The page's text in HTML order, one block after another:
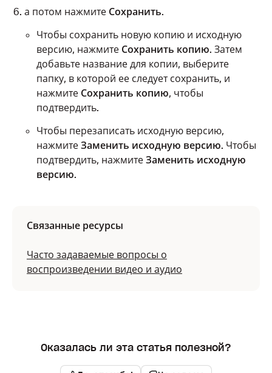
а потом нажмите Сохранить.
Чтобы сохранить новую копию и исходную
версию, нажмите Сохранить копию. Затем
добавьте название для копии, выберите
папку, в которой ее следует сохранить, и
нажмите Сохранить копию, чтобы
подтвердить.
Чтобы перезаписать исходную версию,
нажмите Заменить исходную версию. Чтобы
подтвердить, нажмите Заменить исходную
версию.
Связанные ресурсы
Часто задаваемые вопросы о
воспроизведении видео и аудио
Оказалась ли эта статья полезной?